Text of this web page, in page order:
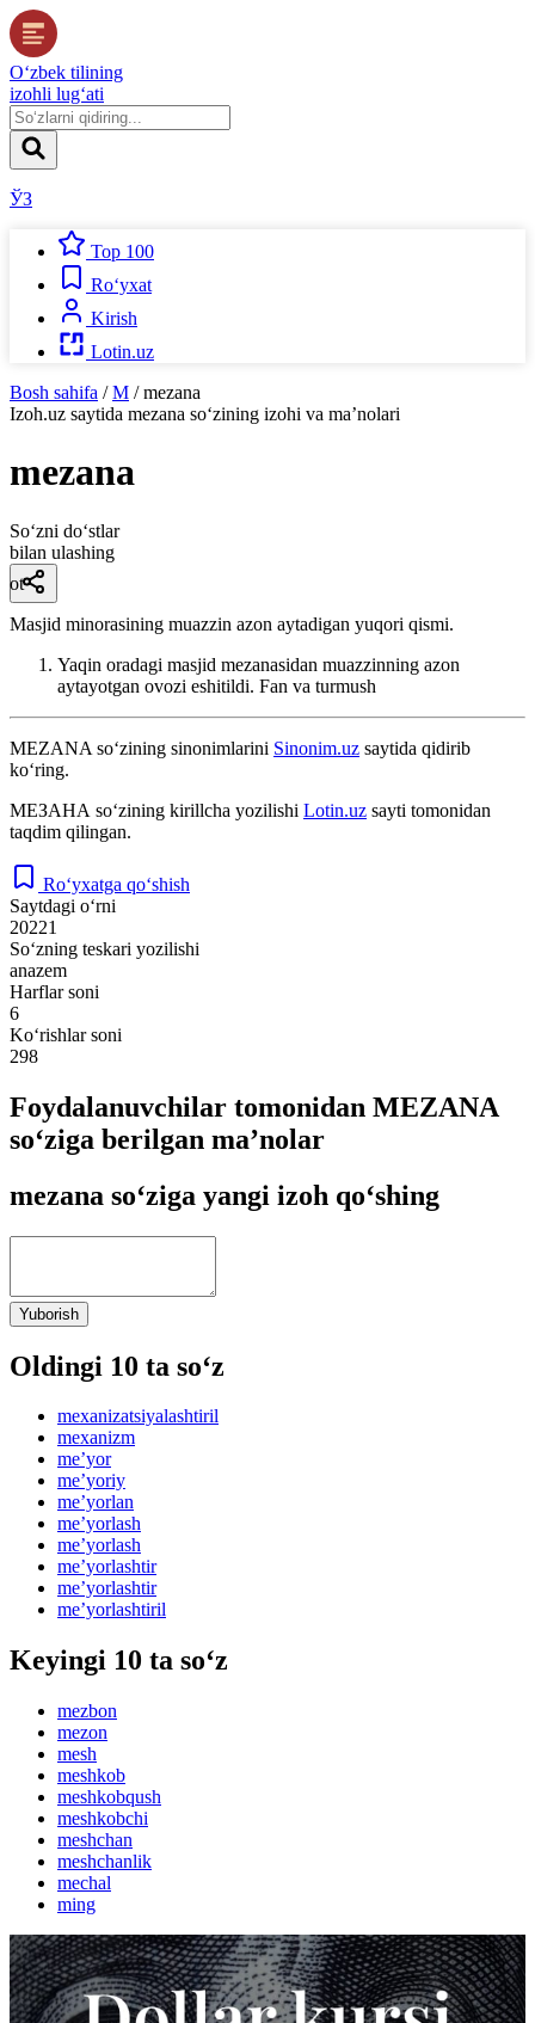
O‘zbek tilining
izohli lug‘ati
ЎЗ
Top 100
Ro‘yxat
Kirish
Lotin.uz
Bosh sahifa / M / mezana
Izoh.uz saytida mezana so‘zining izohi va ma’nolari
mezana
So‘zni do‘stlar
bilan ulashing
ot
Masjid minorasining muazzin azon aytadigan yuqori qismi.
Yaqin oradagi masjid mezanasidan muazzinning azon
aytayotgan ovozi eshitildi. Fan va turmush
MEZANA so‘zining sinonimlarini Sinonim.uz saytida qidirib
ko‘ring.
МЕЗАНА so‘zining kirillcha yozilishi Lotin.uz sayti tomonidan
taqdim qilingan.
Ro‘yxatga qo‘shish
Saytdagi o‘rni
20221
So‘zning teskari yozilishi
anazem
Harflar soni
6
Ko‘rishlar soni
298
Foydalanuvchilar tomonidan MEZANA
so‘ziga berilgan ma’nolar
mezana so‘ziga yangi izoh qo‘shing
Yuborish
Oldingi 10 ta so‘z
mexanizatsiyalashtiril
mexanizm
meʼyor
meʼyoriy
meʼyorlan
meʼyorlash
meʼyorlash
meʼyorlashtir
meʼyorlashtir
meʼyorlashtiril
Keyingi 10 ta so‘z
mezbon
mezon
mesh
meshkob
meshkobqush
meshkobchi
meshchan
meshchanlik
mechal
ming